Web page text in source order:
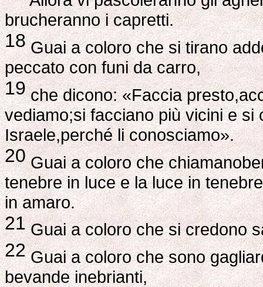
brucheranno i capretti.
18Guai a coloro che si tirano
peccato con funi da carro,
19che dicono: «Faccia
vediamo;si facciano più vicini e si
Israele,perché li conosciamo».
20Guai a coloro che
tenebre in luce e la luce in
in amaro.
21Guai a coloro che si credono
22Guai a coloro che sono
bevande inebrianti,